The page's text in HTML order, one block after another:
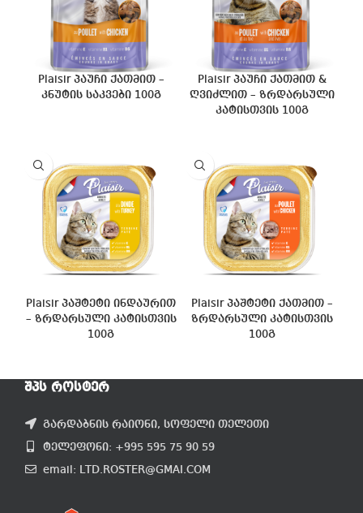
Plaisir პაუჩი ქათმით –
კნუტის საკვები 100გ
Plaisir პაუჩი ქათმით &
ღვიძლით – ზრდარსული
კატისთვის 100გ
Plaisir პაშტეტი ინდაურით
– ზრდარსული კატისთვის
100გ
Plaisir პაშტეტი ქათმით –
ზრდარსული კატისთვის
100გ
ᲨᲞᲡ ᲠᲝᲡᲢᲔᲠ
გარდაბნის რაიონი, სოფელი თელეთი
ტელეფონი: +995 595 75 90 59
email: LTD.ROSTER@GMAI.COM